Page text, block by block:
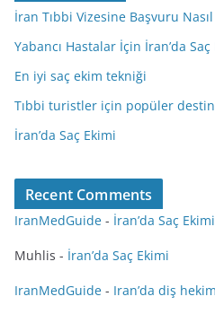
İran Tıbbi Vizesine Başvuru Nasıl
Yabancı Hastalar İçin İran’da
En iyi saç ekim tekniği
Tıbbi turistler için popüler
İran’da Saç Ekimi
Recent Comments
IranMedGuide - İran’da Saç Ekimi
Muhlis - İran’da Saç Ekimi
IranMedGuide - Iran’da diş